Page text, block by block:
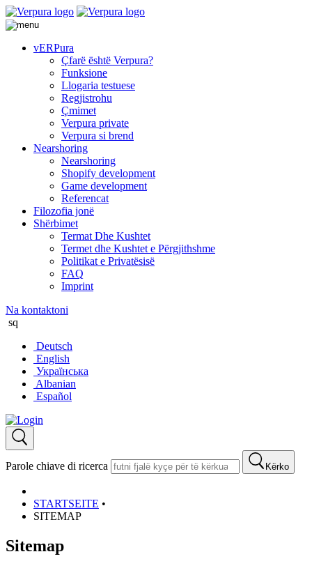
vERPura
Çfarë është Verpura?
Funksione
Llogaria testuese
Regjistrohu
Çmimet
Verpura private
Verpura si brend
Nearshoring
Nearshoring
Shopify development
Game development
Referencat
Filozofia jonë
Shërbimet
Termat Dhe Kushtet
Termet dhe Kushtet e Përgjithshme
Politikat e Privatësisë
FAQ
Imprint
Na kontaktoni
sq
Deutsch
English
Українська
Albanian
Español
Parole chiave di ricerca Kërko
STARTSEITE •
SITEMAP
Sitemap